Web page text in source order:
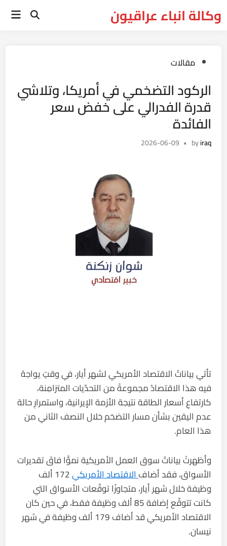
toوكالة انباء عراقيون Open
Postedمقالات
الركود التضخمي في أمريكا، وتلاشي
قدرة الفدرالي على خفض سعر
الفائدة
byiraq
•
2026-06-09
تأتي بياناتُ الاقتصاد الأمريكي لشهر أيار، في وقتٍ يواجهُ
فيه هذا الاقتصادُ مجموعةً من التحدّيات المتزامِنة،
كارتفاعِ أسعار الطاقة نتيجة الأزمة الإيرانية، واستمرارِ حالة
عدم اليقين بشأن مسار التضخم خلال النصف الثاني من
هذا العام.
وأظهرتْ بياناتُ سوق العمل الأمريكية نموًّا فاقَ تقديرات
الأسواق، فقد أضافالاقتصاد الأمريكي
172 ألف
وظيفة خلال شهر أيار، متجاوزًا توقّعات الأسواق التي
كانت تتوقّع إضافة 85 ألف وظيفة فقط، في حين كان
الاقتصاد الأمريكي قد أضاف 179 ألف وظيفة في شهر
نيسان.